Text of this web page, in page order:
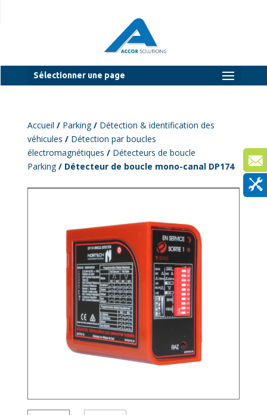
Sélectionner une page
Accueil / Parking/ Détection & identification des
véhicules / Détection par boucles
électromagnétiques / Détecteurs de boucle
Parking/ Détecteur de boucle mono-canal DP174